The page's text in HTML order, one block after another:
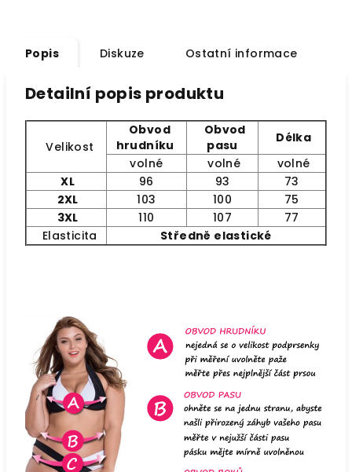
Popis Diskuze Ostatní informace
Detailní popis produktu
Velikost
Obvod
hrudníku
Obvod
pasu
Délka
volné
volné
volné
XL
96 93
73
2XL
103 100
75
3XL
110 107
77
Elasticita
Středně elastické